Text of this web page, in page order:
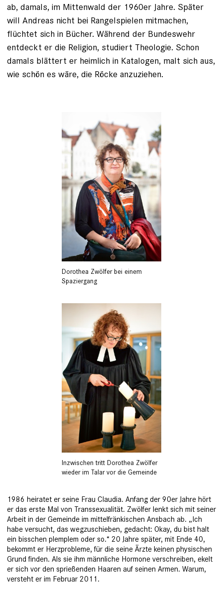
ab, damals, im Mittenwald der 1960er Jahre. Später
will Andreas nicht bei Rangelspielen mitmachen,
flüchtet sich in Bücher. Während der Bundeswehr
entdeckt er die Religion, studiert Theo­logie. Schon
damals blättert er heimlich in Katalogen, malt sich aus,
wie schön es wäre, die Röcke anzuziehen.
Dorothea Zwölfer bei einem
Spaziergang
Inzwischen tritt Dorothea Zwölfer
wieder im Talar vor die Gemeinde
1986 heiratet er seine Frau Claudia. Anfang der 90er Jahre hört
er das erste Mal von Transsexualität. Zwölfer lenkt sich mit seiner
Arbeit in der Gemeinde im mittelfränkischen Ansbach ab. „Ich
habe versucht, das wegzuschieben, gedacht: Okay, du bist halt
ein bisschen plemplem oder so.“ 20 Jahre später, mit Ende 40,
be­kommt er Herzprobleme, für die seine Ärzte keinen physischen
Grund finden. Als sie ihm männliche Hormone verschreiben, ekelt
er sich vor den sprießenden Haaren auf seinen Armen. Warum,
versteht er im Februar 2011.